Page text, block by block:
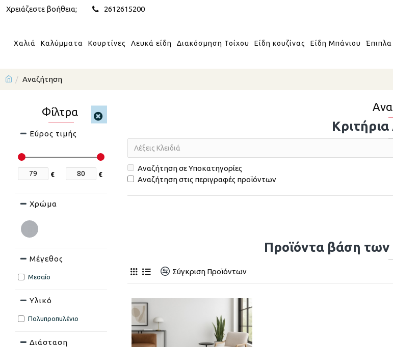
Χρειάζεστε βοήθεια; 2612615200
Χαλιά Καλύμματα Κουρτίνες Λευκά είδη Διακόσμηση Τοίχου Είδη κουζίνας Είδη Μπάνιου Έπιπλα
Αναζήτηση
Φίλτρα
Εύρος τιμής
€ €
Υλικό
Πολυπροπυλένιο
Διάσταση
Χρώμα
Μέγεθος
Μεσαίο
Αναζήτηση σε Υποκατηγορίες
Αναζήτηση στις περιγραφές προϊόντων
Προϊόντα βάση των
Σύγκριση Προϊόντων